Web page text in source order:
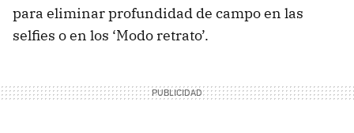
para eliminar profundidad de campo en las
selfies o en los ‘Modo retrato’.